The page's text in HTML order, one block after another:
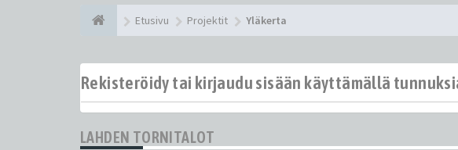
Etusivu Projektit Yläkerta
Rekisteröidy tai kirjaudu sisään käyttämällä
LAHDEN TORNITALOT